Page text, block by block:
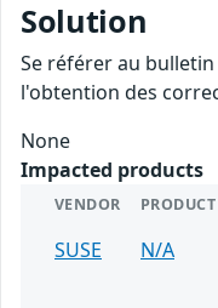
Solution
Se référer au
l'obtention des
None
Impacted products
VENDOR PRODUCT
SUSE N/A